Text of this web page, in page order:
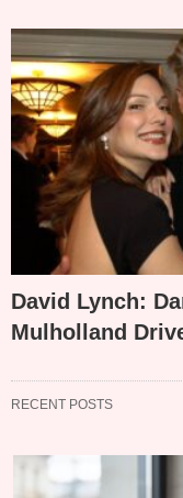
David Lynch:
Mulholland
RECENT POSTS